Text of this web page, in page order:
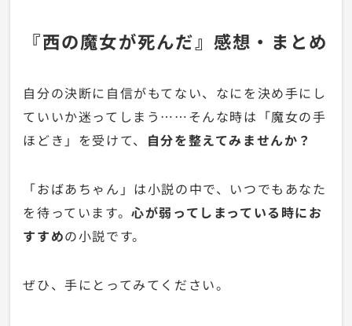
『西の魔女が死んだ』感想・まとめ
自分の決断に自信がもてない、なにを決め手にし
ていいか迷ってしまう……そんな時は「魔女の手
ほどき」を受けて、 自分を整えてみませんか？
「おばあちゃん」は小説の中で、いつでもあなた
を待っています。心が弱ってしまっている時にお
すすめの小説です。
ぜひ、手にとってみてください。